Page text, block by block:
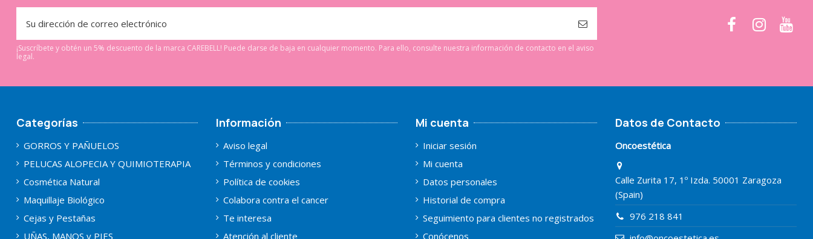
¡Suscríbete y obtén un 5% descuento de la marca CAREBELL! Puede darse de baja en cualquier momento. Para ello, consulte nuestra información de contacto en el aviso
legal.
Categorías
GORROS Y PAÑUELOS
PELUCAS ALOPECIA Y QUIMIOTERAPIA
Cosmética Natural
Maquillaje Biológico
Cejas y Pestañas
UÑAS, MANOS y PIES
Información
Aviso legal
Términos y condiciones
Política de cookies
Colabora contra el cancer
Te interesa
Atención al cliente
Mi cuenta
Iniciar sesión
Mi cuenta
Datos personales
Historial de compra
Seguimiento para clientes no registrados
Conócenos
Datos de Contacto
Oncoestética
Calle Zurita 17, 1º Izda. 50001 Zaragoza
(Spain)
976 218 841